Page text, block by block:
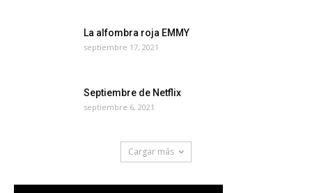
La alfombra roja EMMY
septiembre 17, 2021
Septiembre de Netflix
septiembre 6, 2021
Cargar más